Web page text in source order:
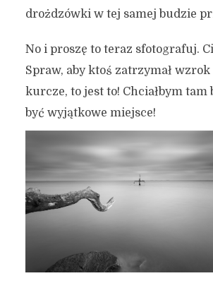
drożdzówki w tej samej budzie
No i proszę to teraz sfotografuj.
Spraw, aby ktoś zatrzymał
kurcze, to jest to! Chciałbym tam
być wyjątkowe miejsce!